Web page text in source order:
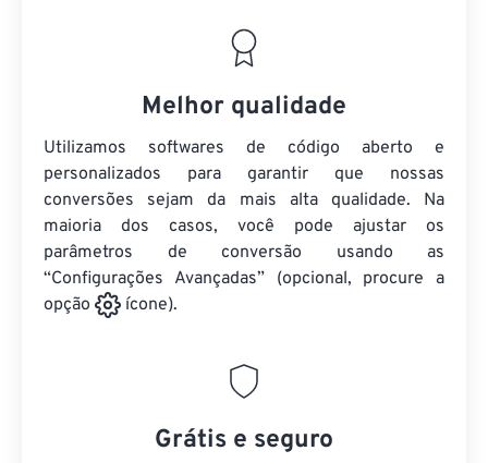
Melhor qualidade
Utilizamos softwares de código aberto e
personalizados para garantir que nossas
conversões sejam da mais alta qualidade. Na
maioria dos casos, você pode ajustar os
parâmetros de conversão usando as
“Configurações Avançadas” (opcional, procure a
opção
ícone).
Grátis e seguro